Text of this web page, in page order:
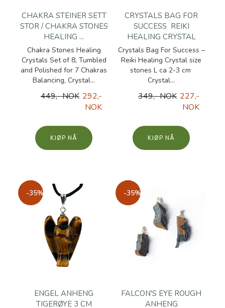
CHAKRA STEINER SETT
STOR / CHAKRA STONES
HEALING ...
Chakra Stones Healing
Crystals Set of 8, Tumbled
and Polished for 7 Chakras
Balancing, Crystal...
449,- NOK 292,-
NOK
KJØP
CRYSTALS BAG FOR
SUCCESS  REIKI
HEALING CRYSTAL
Crystals Bag For Success –
Reiki Healing Crystal size
stones L ca 2-3 cm
Crystal...
349,- NOK 227,-
NOK
KJØP
-35%
ENGEL ANHENG
TIGERØYE 3 CM
-35%
FALCON'S EYE ROUGH
ANHENG